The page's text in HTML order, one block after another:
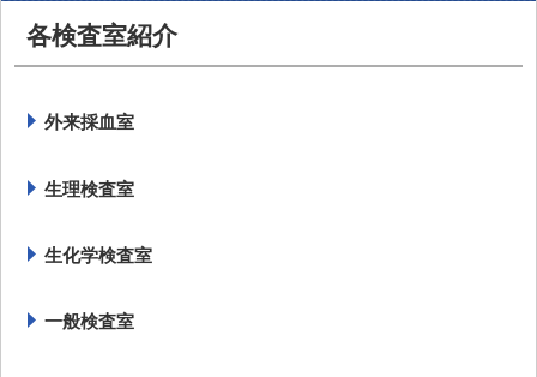
各検査室紹介
外来採血室
生理検査室
生化学検査室
一般検査室